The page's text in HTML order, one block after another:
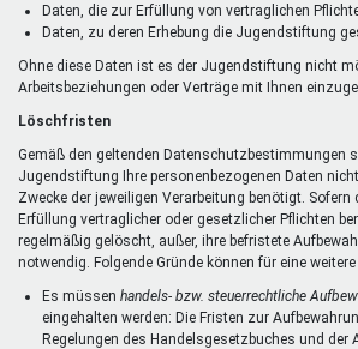
Daten, die zur Erfüllung von vertraglichen
Daten, zu deren Erhebung die Jugendstiftung
Ohne diese Daten ist es der Jugendstiftung nicht
Arbeitsbeziehungen oder Verträge mit Ihnen
Löschfristen
Gemäß den geltenden Datenschutzbestimmungen
Jugendstiftung Ihre personenbezogenen Daten
Zwecke der jeweiligen Verarbeitung benötigt.
Erfüllung vertraglicher oder gesetzlicher Pflichten
regelmäßig gelöscht, außer, ihre befristete
notwendig. Folgende Gründe können für eine
Es müssen handels- bzw. steuerrechtliche
eingehalten werden: Die Fristen zur
Regelungen des Handelsgesetzbuches und der